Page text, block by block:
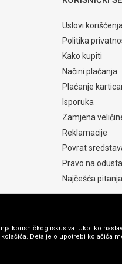
Uslovi
Politika
Kako kupiti
Načini plaćanja
Plaćanje
Isporuka
Zamjena
Reklamacije
Povrat
Pravo na
Najčešća pitanja
korisničkog iskustva. Ukoliko
Detalje o upotrebi kolačića